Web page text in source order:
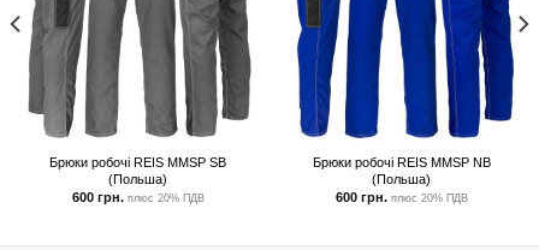
Брюки робочі REIS MMSP SB
(Польша)
600 грн. плюс 20% ПДВ
Брюки робочі REIS MMSP NB
(Польша)
600 грн. плюс 20% ПДВ